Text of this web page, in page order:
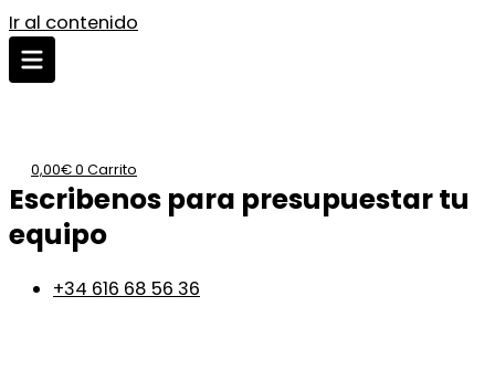
Ir al contenido
0,00€0 Carrito
Escribenos para presupuestar tu
equipo
+34 616 68 56 36